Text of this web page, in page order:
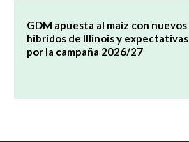
GDM apuesta al maíz con nuevos
híbridos de Illinois y expectativas
por la campaña 2026/27